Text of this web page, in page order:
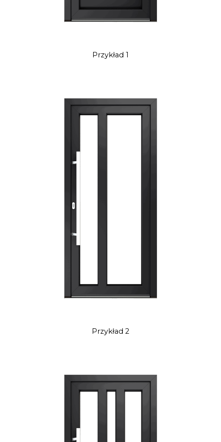
Przykład 1
Przykład 2